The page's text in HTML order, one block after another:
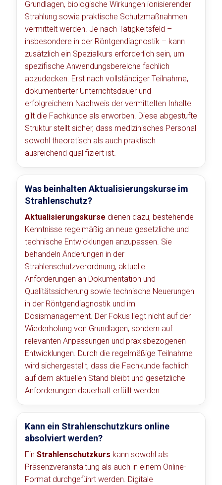
Grundlagen, biologische Wirkungen ionisierender
Strahlung sowie praktische Schutzmaßnahmen
vermittelt werden. Je nach Tätigkeitsfeld –
insbesondere in der Röntgendiagnostik – kann
zusätzlich ein Spezialkurs erforderlich sein, um
spezifische Anwendungsbereiche fachlich
abzudecken. Erst nach vollständiger Teilnahme,
dokumentierter Unterrichtsdauer und
erfolgreichem Nachweis der vermittelten Inhalte
gilt die Fachkunde als erworben. Diese abgestufte
Struktur stellt sicher, dass medizinisches Personal
sowohl theoretisch als auch praktisch
ausreichend qualifiziert ist.
Was beinhalten Aktualisierungskurse im
Strahlenschutz?
Aktualisierungskurse dienen dazu, bestehende
Kenntnisse regelmäßig an neue gesetzliche und
technische Entwicklungen anzupassen. Sie
behandeln Änderungen in der
Strahlenschutzverordnung, aktuelle
Anforderungen an Dokumentation und
Qualitätssicherung sowie technische Neuerungen
in der Röntgendiagnostik und im
Dosismanagement. Der Fokus liegt nicht auf der
Wiederholung von Grundlagen, sondern auf
relevanten Anpassungen und praxisbezogenen
Entwicklungen. Durch die regelmäßige Teilnahme
wird sichergestellt, dass die Fachkunde fachlich
auf dem aktuellen Stand bleibt und gesetzliche
Anforderungen dauerhaft erfüllt werden.
Kann ein Strahlenschutzkurs online
absolviert werden?
Ein Strahlenschutzkurs kann sowohl als
Präsenzveranstaltung als auch in einem Online-
Format durchgeführt werden. Digitale